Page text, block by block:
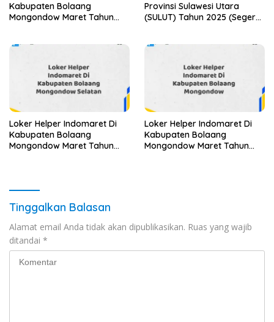
Kabupaten Bolaang
Mongondow Maret Tahun
Provinsi Sulawesi Utara
(SULUT) Tahun 2025 (Segera
Loker Helper Indomaret Di
Kabupaten Bolaang
Mongondow Maret Tahun
Loker Helper Indomaret Di
Kabupaten Bolaang
Mongondow Maret Tahun
Tinggalkan Balasan
Alamat email Anda tidak akan dipublikasikan. Ruas yang wajib
ditandai *